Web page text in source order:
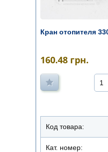
Кран отопителя
160.48 грн.
1
Код товара:
Кат. номер: